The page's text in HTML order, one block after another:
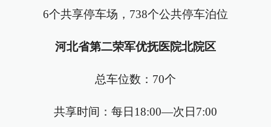
6个共享停车场，738个公共停车泊位
河北省第二荣军优抚医院北院区
总车位数：70个
共享时间：每日18:00—次日7:00